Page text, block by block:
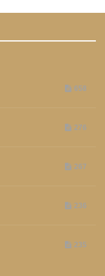
658
276
267
236
235